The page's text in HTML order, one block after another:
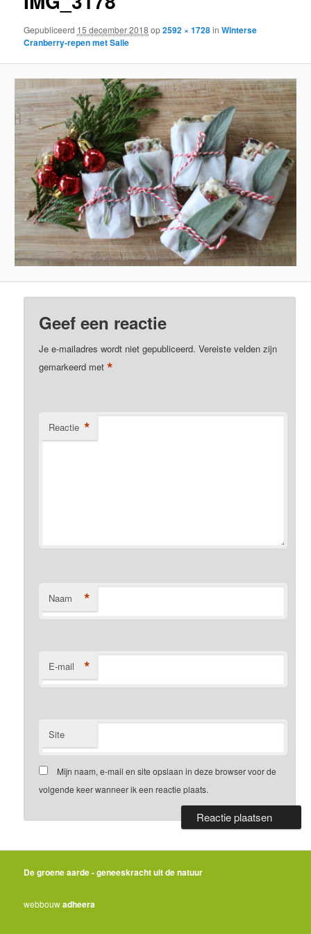
Gepubliceerd 15 december 2018 op2592 × 1728inWinterse
Cranberry-repen met Salie
Geef een reactie
Je e-mailadres wordt niet gepubliceerd. Vereiste velden zijn
gemarkeerd met*
Reactie *
Naam *
E-mail *
Site
Mijn naam, e-mail en site opslaan in deze browser voor de
volgende keer wanneer ik een reactie plaats.
De groene aarde - geneeskracht uit de natuur
webbouwadheera